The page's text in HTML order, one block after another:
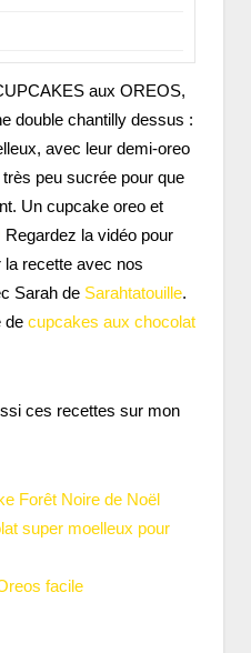
aux OREOS,
double chantilly dessus :
avec leur demi-oreo
peu sucrée pour que
Un cupcake oreo et
Regardez la vidéo pour
recette avec nos
Sarah de Sarahtatouille.
de cupcakes aux chocolat
ces recettes sur mon
Forêt Noire de Noël
super moelleux pour
facile